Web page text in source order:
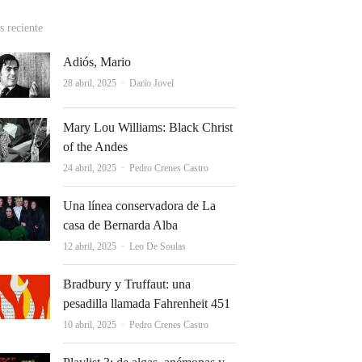
reciente
Adiós, Mario
28 abril, 2025 Autor
Darío Jovel
Mary Lou Williams: Black Christ
of the Andes
24 abril, 2025 Autor
Pedro Crenes Castro
Una línea conservadora de La
casa de Bernarda Alba
12 abril, 2025 Autor
Leo De Soulas
Bradbury y Truffaut: una
pesadilla llamada Fahrenheit 451
10 abril, 2025 Autor
Pedro Crenes Castro